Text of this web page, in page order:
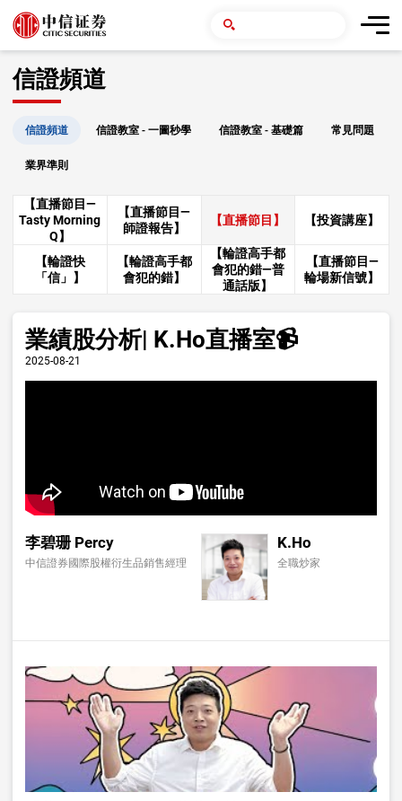
信證頻道
信證頻道 信證教室 - 一圖秒學 信證教室 - 基礎篇 常見問題
業界準則
【直播節目—
Tasty Morning
Q】
【直播節目—
師證報告】
【直播節目】 【投資講座】
【輪證快
「信」】
【輪證高手都
會犯的錯】
【輪證高手都
會犯的錯—普
通話版】
【直播節目—
輪場新信號】
業績股分析| K.Ho直播室📹
2025-08-21
李碧珊 Percy
中信證券國際股權衍生品銷售經理
K.Ho
全職炒家